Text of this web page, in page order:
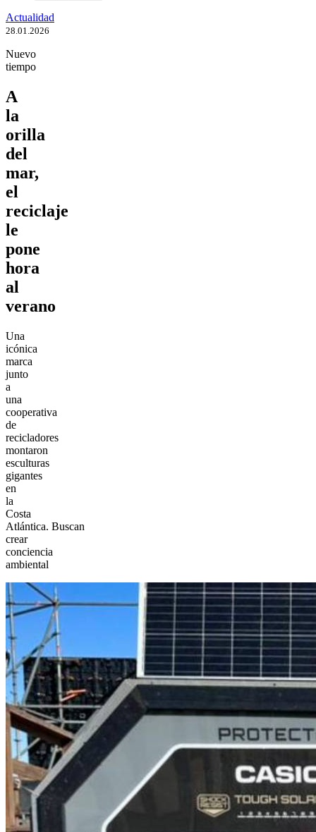
Actualidad
28.01.2026
Nuevo
tiempo
A
la
orilla
del
mar,
el
reciclaje
le
pone
hora
al
verano
Una
icónica
marca
junto
a
una
cooperativa
de
recicladores
montaron
esculturas
gigantes
en
la
Costa
Atlántica. Buscan
crear
conciencia
ambiental